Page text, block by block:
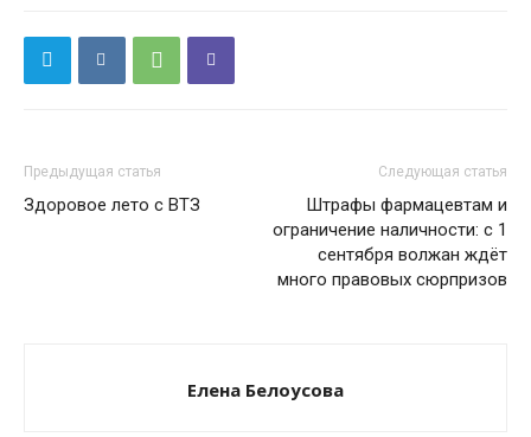
Предыдущая статья
Здоровое лето с ВТЗ
Следующая статья
Штрафы фармацевтам и
ограничение наличности: с 1
сентября волжан ждёт
много правовых сюрпризов
Елена Белоусова